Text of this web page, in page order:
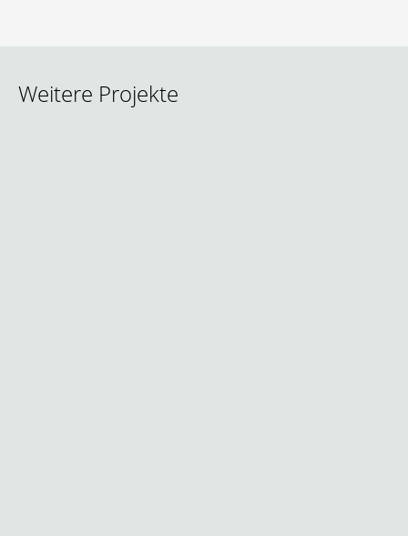
Weitere Projekte